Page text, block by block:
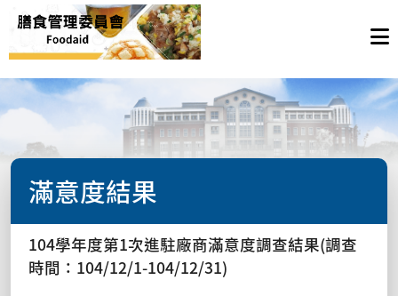
滿意度結果
104學年度第1次進駐廠商滿意度調查結果(調查
時間：104/12/1-104/12/31)